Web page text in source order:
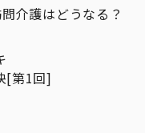
介護はどうなる？
[第1回]